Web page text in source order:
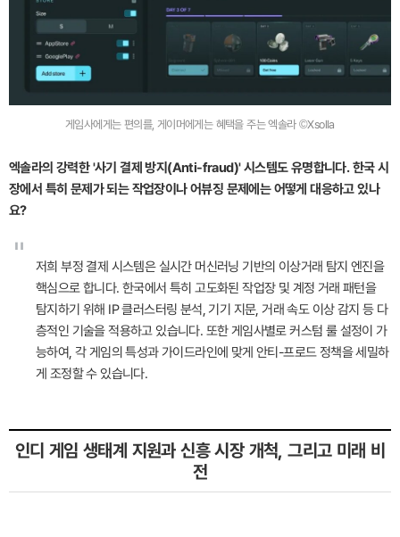
게임사에게는 편의를, 게이머에게는 혜택을 주는 엑솔라 ©Xsolla
엑솔라의 강력한 '사기 결제 방지(Anti-fraud)' 시스템도 유명합니다. 한국 시
장에서 특히 문제가 되는 작업장이나 어뷰징 문제에는 어떻게 대응하고 있나
요?
"
저희 부정 결제 시스템은 실시간 머신러닝 기반의 이상거래 탐지 엔진을
핵심으로 합니다. 한국에서 특히 고도화된 작업장 및 계정 거래 패턴을
탐지하기 위해 IP 클러스터링 분석, 기기 지문, 거래 속도 이상 감지 등 다
층적인 기술을 적용하고 있습니다. 또한 게임사별로 커스텀 룰 설정이 가
능하여, 각 게임의 특성과 가이드라인에 맞게 안티-프로드 정책을 세밀하
게 조정할 수 있습니다.
인디 게임 생태계 지원과 신흥 시장 개척, 그리고 미래 비
전